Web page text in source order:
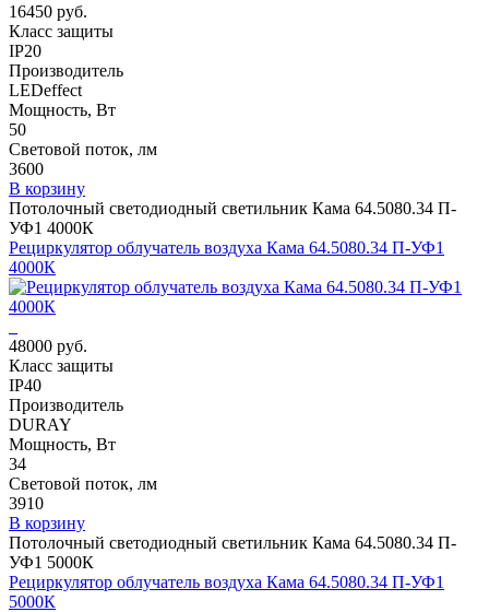
16450 руб.
Класс защиты
IP20
Производитель
LEDeffect
Мощность, Вт
50
Световой поток, лм
3600
В корзину
Потолочный светодиодный светильник Кама 64.5080.34 П-
УФ1 4000К
Рециркулятор облучатель воздуха Кама 64.5080.34 П-УФ1
4000К
48000 руб.
Класс защиты
IP40
Производитель
DURAY
Мощность, Вт
34
Световой поток, лм
3910
В корзину
Потолочный светодиодный светильник Кама 64.5080.34 П-
УФ1 5000К
Рециркулятор облучатель воздуха Кама 64.5080.34 П-УФ1
5000К